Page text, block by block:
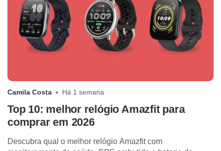
Camila Costa Há 1 semana
Top 10: melhor relógio Amazfit para
comprar em 2026
Descubra qual o melhor relógio Amazfit com